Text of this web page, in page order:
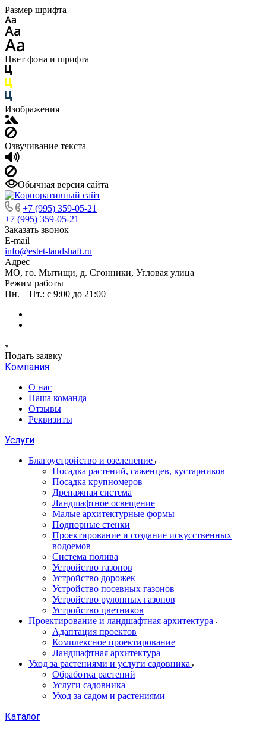
Размер шрифта
Цвет фона и шрифта
Изображения
Озвучивание текста
Обычная версия сайта
+7 (995) 359-05-21
+7 (995) 359-05-21
Заказать звонок
E-mail
info@estet-landshaft.ru
Адрес
МО, го. Мытищи, д. Сгонники, Угловая улица
Режим работы
Пн. – Пт.: с 9:00 до 21:00
Подать заявку
Компания
О нас
Наша команда
Отзывы
Реквизиты
Услуги
Благоустройство и озеленение
Посадка растений, саженцев, кустарников
Посадка крупномеров
Дренажная система
Ландшафтное освещение
Малые архитектурные формы
Подпорные стенки
Проектирование и создание искусственных
водоемов
Система полива
Устройство газонов
Устройство дорожек
Устройство посевных газонов
Устройство рулонных газонов
Устройство цветников
Проектирование и ландшафтная архитектура
Адаптация проектов
Комплексное проектирование
Ландшафтная архитектура
Уход за растениями и услуги садовника
Обработка растений
Услуги садовника
Уход за садом и растениями
Каталог